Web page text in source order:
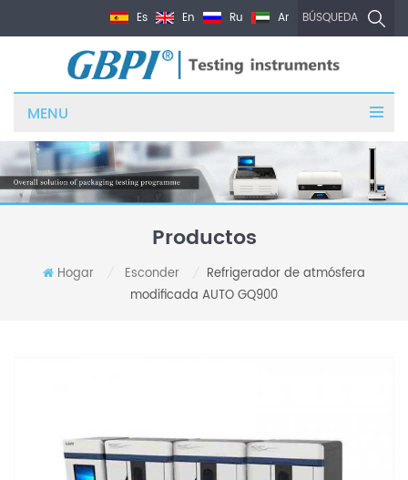
BÚSQUEDA
Es En Ru Ar
MENU
Productos
Hogar Esconder
Refrigerador de atmósfera
modificada AUTO GQ900